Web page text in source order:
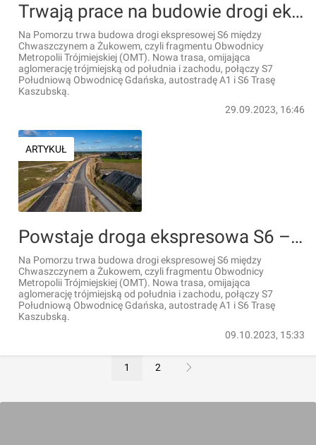
Trwają prace na budowie drogi ekspresowej S6 – Obwodnicy Metropolii Trójmiejskiej [FILMY + ZDJĘCIA]
Na Pomorzu trwa budowa drogi ekspresowej S6 między
Chwaszczynem a Żukowem, czyli fragmentu Obwodnicy
Metropolii Trójmiejskiej (OMT). Nowa trasa, omijająca
aglomerację trójmiejską od południa i zachodu, połączy S7
Południową Obwodnicę Gdańska, autostradę A1 i S6 Trasę
Kaszubską.
29.09.2023, 16:46
ARTYKUŁ
Powstaje droga ekspresowa S6 – Obwodnica Metropolii Trójmiejskiej [FILMY + ZDJĘCIA]
Na Pomorzu trwa budowa drogi ekspresowej S6 między
Chwaszczynem a Żukowem, czyli fragmentu Obwodnicy
Metropolii Trójmiejskiej (OMT). Nowa trasa, omijająca
aglomerację trójmiejską od południa i zachodu, połączy S7
Południową Obwodnicę Gdańska, autostradę A1 i S6 Trasę
Kaszubską.
09.10.2023, 15:33
1 2